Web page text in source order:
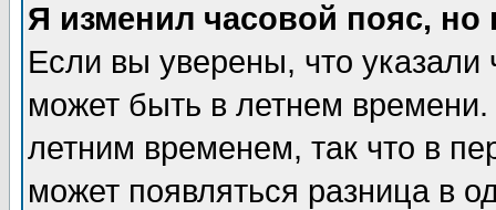
Я изменил часовой пояс,
Если вы уверены, что указали
может быть в летнем
летним временем, так что в
может появляться разница в